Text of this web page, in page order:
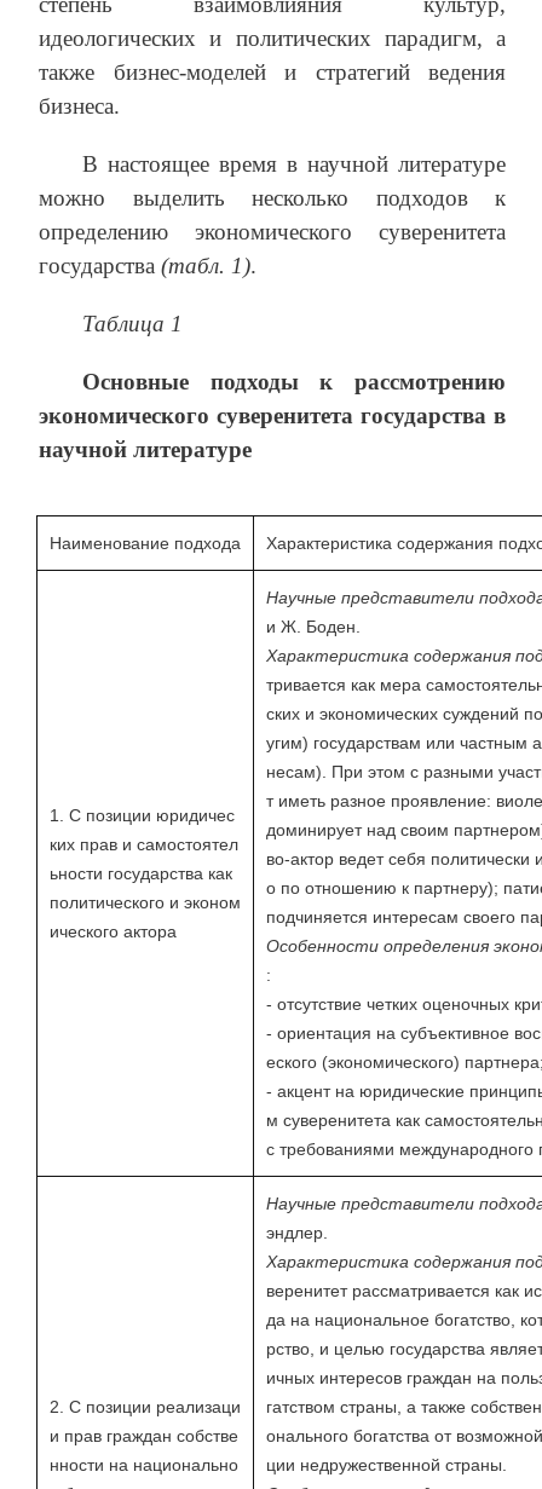
идеологических и политических парадигм, а
также бизнес-моделей и стратегий ведения
бизнеса.
В настоящее время в научной литературе
можно выделить несколько подходов к
определению экономического суверенитета
государства (табл. 1).
Таблица 1
Основные подходы к рассмотрению
экономического суверенитета государства в
научной литературе
Наименование подхода Характеристика содержания
1. С позиции юридичес
ких прав и самостоятел
ьности государства как
политического и эконом
ического актора
Научные представители
и Ж. Боден.
Характеристика содержания
тривается как мера
ских и экономических суждений
угим) государствам или частным
несам). При этом с разными
т иметь разное проявление:
доминирует над своим
во-актор ведет себя политически
о по отношению к партнеру);
подчиняется интересам своего
Особенности определения
:
- отсутствие четких оценочных
- ориентация на субъективное
еского (экономического)
- акцент на юридические
м суверенитета как
с требованиями международного
2. С позиции реализаци
и прав граждан собстве
нности на национально
Научные представители
эндлер.
Характеристика содержания
веренитет рассматривается как
да на национальное богатство,
рство, и целью государства
ичных интересов граждан на
гатством страны, а также
онального богатства от
ции недружественной страны.